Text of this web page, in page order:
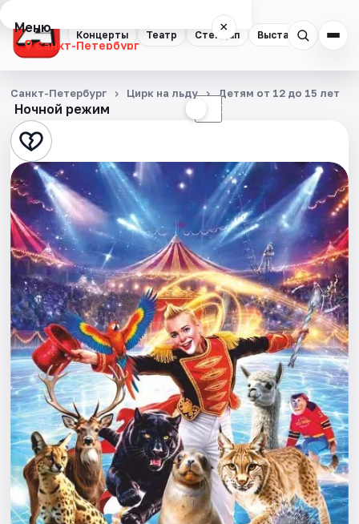
Концерты Театр Стендап Выставки
Меню ×
Санкт-Петербург
Концерты
Театр
Стендап
Выставки
Квесты
Экскурсии
Спорт
События
Города
Площадки
Артисты
Рейтинги
Ночной режим ☾
Санкт-Петербург Цирк на льду Детям от 12 до 15 лет